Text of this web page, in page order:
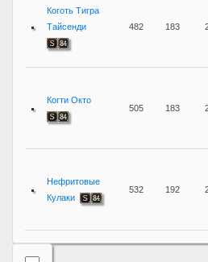
Коготь Тигра
Тайсенди
482 183
Когти Окто
505
183
Нефритовые
Кулаки
532 192